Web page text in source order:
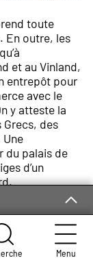
Menu
toute
En outre, les
et au Vinland,
entrepôt pour
avec le
y atteste la
Grecs, des
du palais de
d’un
Normandie
à l’expansion
de la France, à
des
de